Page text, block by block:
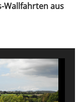
Wallfahrten aus